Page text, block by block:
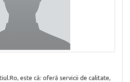
este că: oferă servicii de calitate,